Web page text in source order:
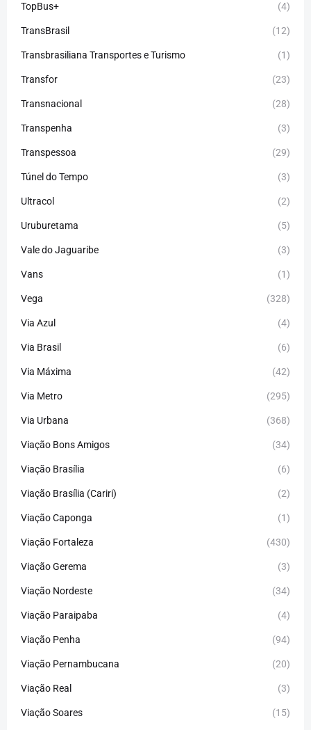
TopBus+ (4)
TransBrasil (12)
Transbrasiliana Transportes e Turismo (1)
Transfor (23)
Transnacional (28)
Transpenha (3)
Transpessoa (29)
Túnel do Tempo (3)
Ultracol (2)
Uruburetama (5)
Vale do Jaguaribe (3)
Vans (1)
Vega (328)
Via Azul (4)
Via Brasil (6)
Via Máxima (42)
Via Metro (295)
Via Urbana (368)
Viação Bons Amigos (34)
Viação Brasília (6)
Viação Brasília (Cariri) (2)
Viação Caponga (1)
Viação Fortaleza (430)
Viação Gerema (3)
Viação Nordeste (34)
Viação Paraipaba (4)
Viação Penha (94)
Viação Pernambucana (20)
Viação Real (3)
Viação Soares (15)